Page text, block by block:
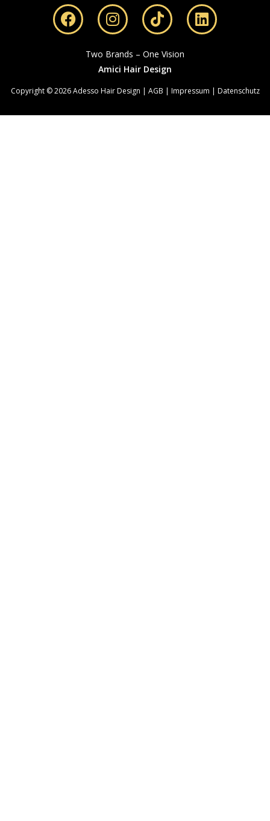
Two Brands – One Vision
Amici Hair Design
Copyright © 2026 Adesso Hair Design | AGB | Impressum | Datenschutz